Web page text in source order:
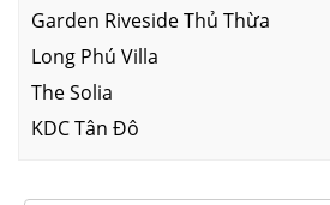
Garden Riveside Thủ Thừa
Long Phú Villa
The Solia
KDC Tân Đô